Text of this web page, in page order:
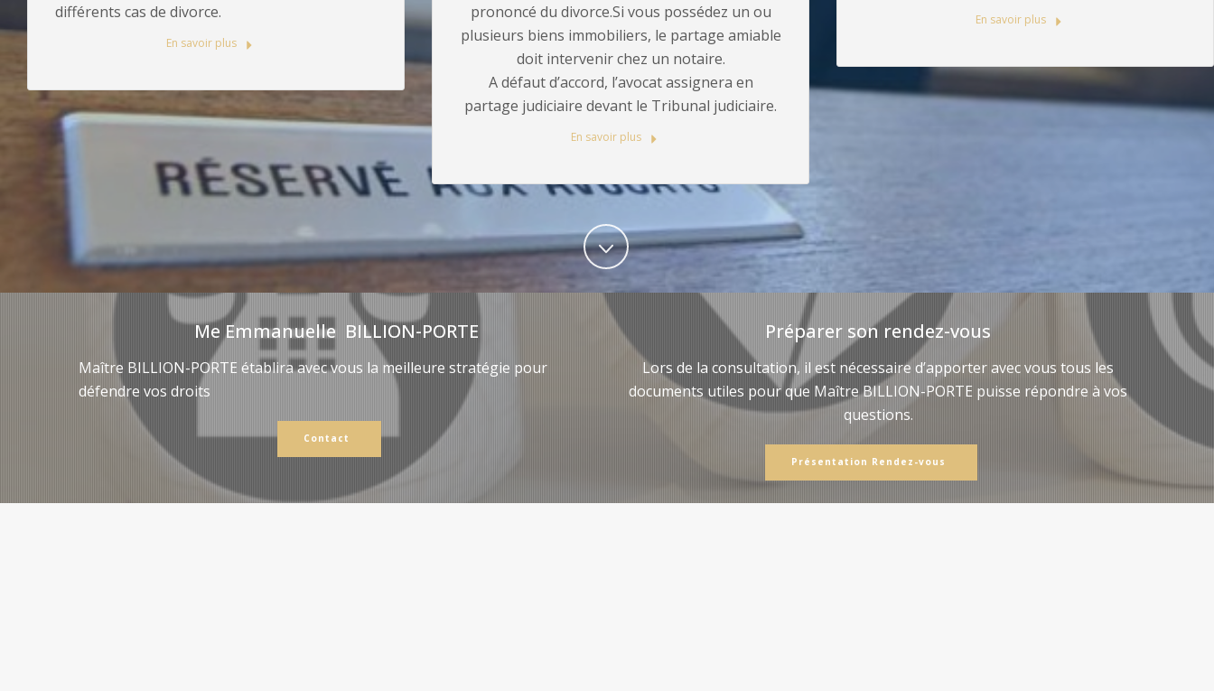
différents cas de divorce.
En savoir plus
prononcé du divorce.Si vous possédez un ou
plusieurs biens immobiliers, le partage amiable
doit intervenir chez un notaire.
A défaut d’accord, l’avocat assignera en
partage judiciaire devant le Tribunal judiciaire.
En savoir plus
En savoir plus
Me Emmanuelle BILLION-PORTE
Maître BILLION-PORTE établira avec vous la meilleure stratégie pour
défendre vos droits
Contact
Préparer son rendez-vous
Lors de la consultation, il est nécessaire d’apporter avec vous tous les
documents utiles pour que Maître BILLION-PORTE puisse répondre à vos
questions.
Présentation Rendez-vous